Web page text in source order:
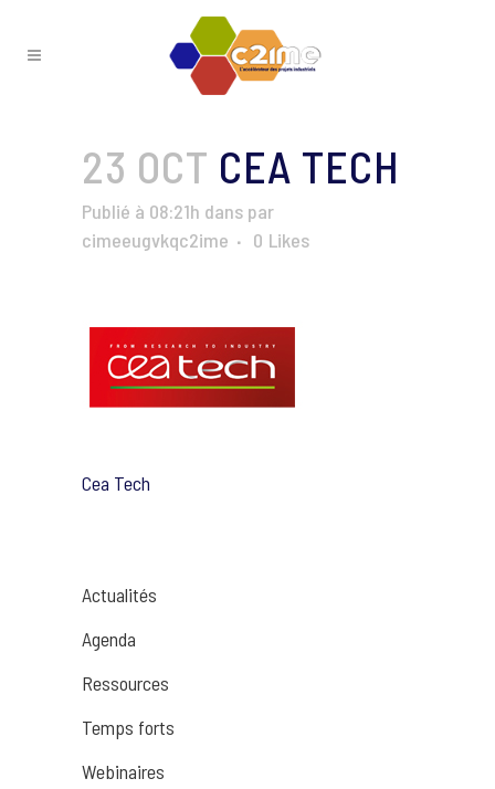
23 OCT CEA TECH
Publié à 08:21h dans par
cimeeugvkqc2ime
0 Likes
Cea Tech
Actualités
Agenda
Ressources
Temps forts
Webinaires